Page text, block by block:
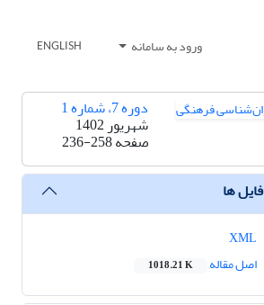
ورود به سامانه ENGLISH
دوره 7، شماره 1
شهریور 1402
صفحه236-258
فایل ها
اصل مقاله
1018.21 K